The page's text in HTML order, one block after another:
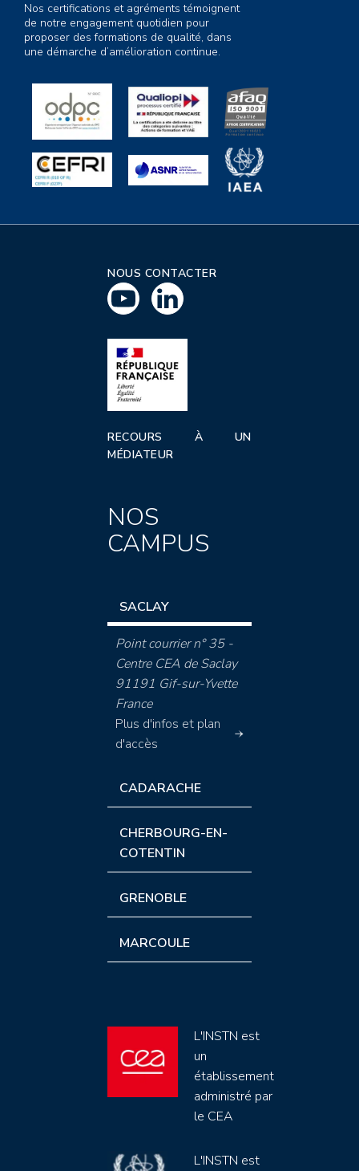
Nos certifications et agréments témoignent
de notre engagement quotidien pour
proposer des formations de qualité, dans
une démarche d’amélioration continue.
NOUS CONTACTER
RECOURS À UN
MÉDIATEUR
NOS
CAMPUS
SACLAY
Point courrier n° 35 -
Centre CEA de Saclay
91191 Gif-sur-Yvette
France
Plus d'infos et plan
d'accès
CADARACHE
CHERBOURG-EN-
COTENTIN
GRENOBLE
MARCOULE
L'INSTN est
un
établissement
administré par
le CEA
L'INSTN est